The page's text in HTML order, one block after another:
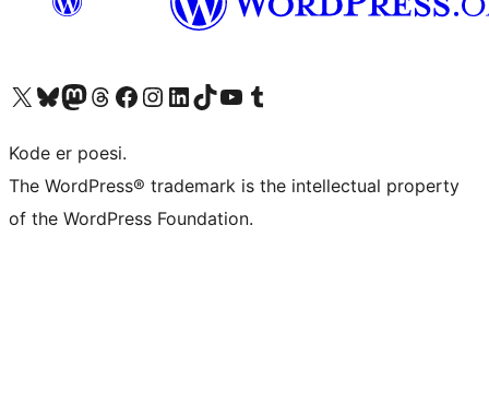
Besøk vår konto på X Visit our Bluesky account
Besøk vår Mastodon-konto
Visit our Threads account
Besøk vår Facebook-sideBesøk vår Instagram-konto
Besøk vår LinkedIn-konto
Visit our TikTok account
Visit our YouTube channel
Visit our Tumblr account
Kode er poesi.
The WordPress® trademark is the intellectual property
of the WordPress Foundation.